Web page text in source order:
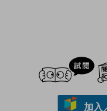
加入